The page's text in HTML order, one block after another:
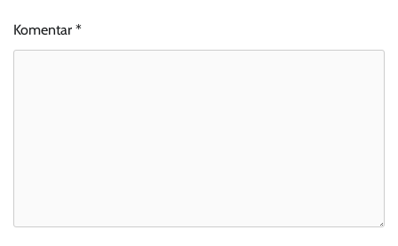
Komentar *